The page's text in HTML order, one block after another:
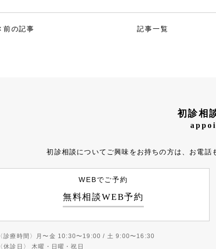
前の記事 記事一覧
初診相
初診相談についてご興味をお持ちの方は、お電話
WEBでご予約
無料相談WEB予約
〈診療時間〉
月〜金 10:30〜19:00 / 土 9:00〜16:30
〈休診日〉
木曜・日曜・祝日